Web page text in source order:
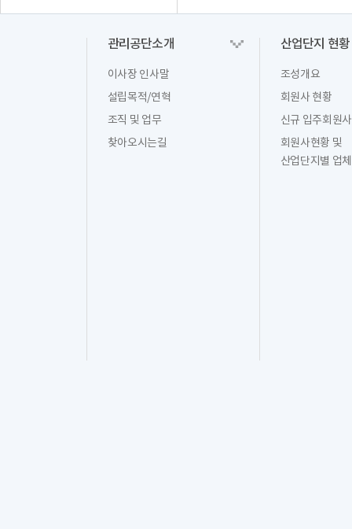
관리공단소개
이사장 인사말
설립목적/연혁
조직 및 업무
찾아오시는길
산업단지 현황
조성개요
회원사 현황
신규 입주회원사
회원사현황 및
산업단지별 업